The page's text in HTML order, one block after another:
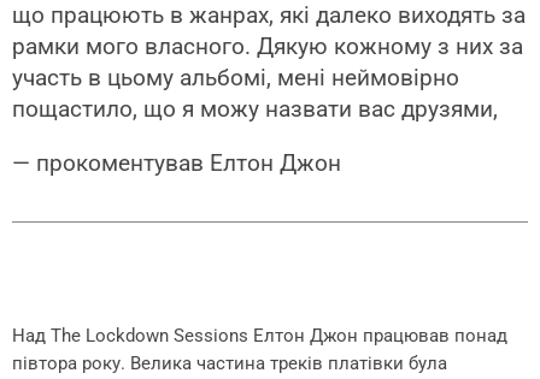
що працюють в жанрах, які далеко виходять за
рамки мого власного. Дякую кожному з них за
участь в цьому альбомі, мені неймовірно
пощастило, що я можу назвати вас друзями,
— прокоментував Елтон Джон
Над The ​​Lockdown Sessions Елтон Джон працював понад
півтора року. Велика частина треків платівки була